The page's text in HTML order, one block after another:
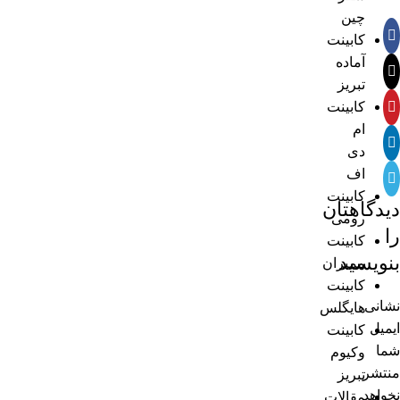
دیدگاهتان
را
بنویسید
نشانی
ایمیل
شما
منتشر
نخواهد
چین
کابینت
آماده
تبریز
کابینت
ام
دی
اف
کابینت
رومی
کابینت
ممبران
کابینت
هایگلس
کابینت
وکیوم
تبریز
مقالات